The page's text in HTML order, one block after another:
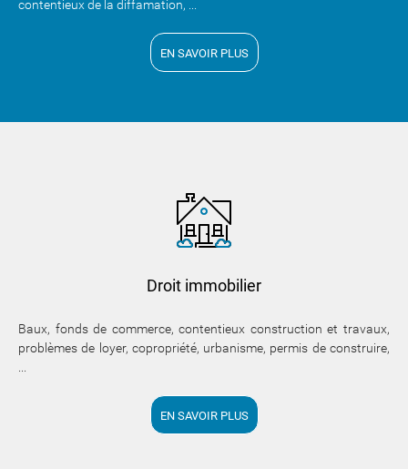
contentieux de la diffamation, ...
EN SAVOIR PLUS
Droit immobilier
Baux, fonds de commerce, contentieux construction et travaux,
problèmes de loyer, copropriété, urbanisme, permis de construire,
EN SAVOIR PLUS